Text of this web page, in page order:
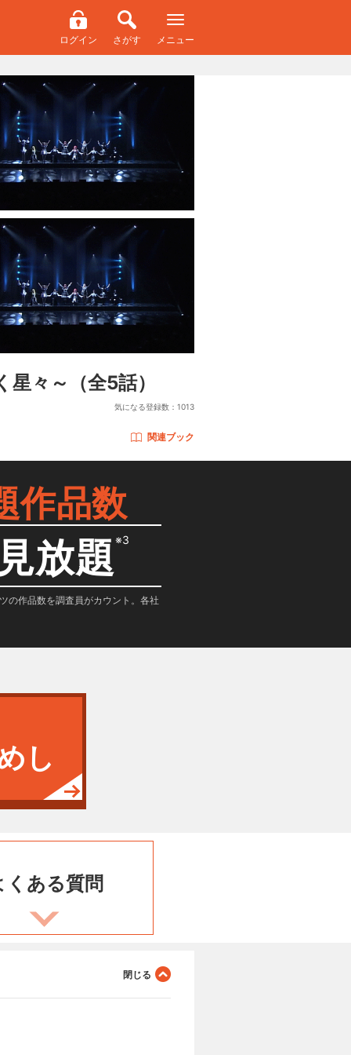
ログイン さがす メニュー
星々～ （全5話）
気になる登録数： 1013
関連ブック
作品数
放題※3
の作品数を調査員がカウント。各社
し
くある質問